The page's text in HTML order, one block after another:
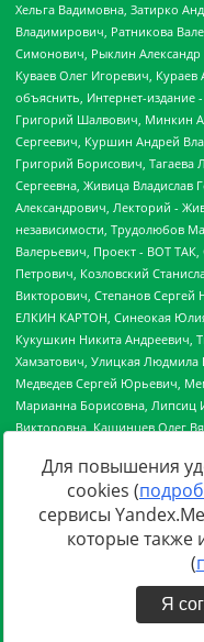
Источник:https://
inostrannyih-agentov-
Для повышения
cookies (
сервисы
которые также
(
Я